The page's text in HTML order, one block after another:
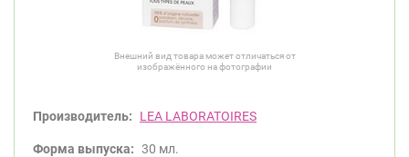
Внешний вид товара может отличаться от
изображённого на фотографии
Производитель: LEA LABORATOIRES
Форма выпуска: 30 мл.